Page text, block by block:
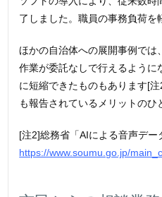
了しました。職員の事務負荷を
ほかの自治体への展開事例では
作業が委託なしで行えるように
に短縮できたものもあります[
も報告されているメリットのひ
[注2]総務省「AIによる⾳声デー
https://www.soumu.go.jp/